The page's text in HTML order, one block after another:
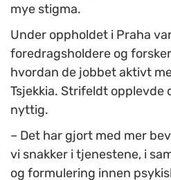
mye stigma.
Under oppholdet i Praha
foredragsholdere og
hvordan de jobbet aktivt
Tsjekkia. Strifeldt opplevde
nyttig.
– Det har gjort med mer
vi snakker i tjenestene, i
og formulering innen